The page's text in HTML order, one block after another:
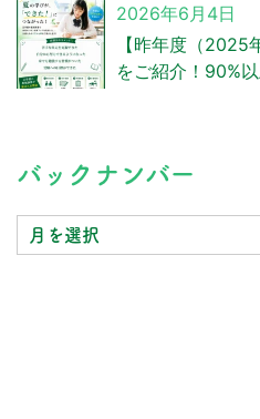
【昨年度（2025
をご紹介！90%
2026年6月4日
バックナンバー